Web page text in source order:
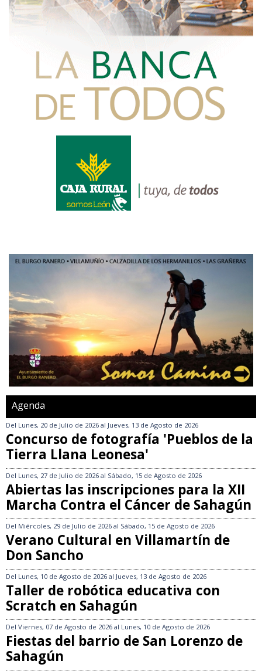
Agenda
Del Lunes, 20 de Julio de 2026 al Jueves, 13 de Agosto de 2026
Concurso de fotografía 'Pueblos de la
Tierra Llana Leonesa'
Del Lunes, 27 de Julio de 2026 al Sábado, 15 de Agosto de 2026
Abiertas las inscripciones para la XII
Marcha Contra el Cáncer de Sahagún
Del Miércoles, 29 de Julio de 2026 al Sábado, 15 de Agosto de 2026
Verano Cultural en Villamartín de
Don Sancho
Del Lunes, 10 de Agosto de 2026 al Jueves, 13 de Agosto de 2026
Taller de robótica educativa con
Scratch en Sahagún
Del Viernes, 07 de Agosto de 2026 al Lunes, 10 de Agosto de 2026
Fiestas del barrio de San Lorenzo de
Sahagún